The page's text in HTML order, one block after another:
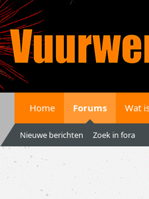
Home Forums Wat
Nieuwe berichten Zoek in fora